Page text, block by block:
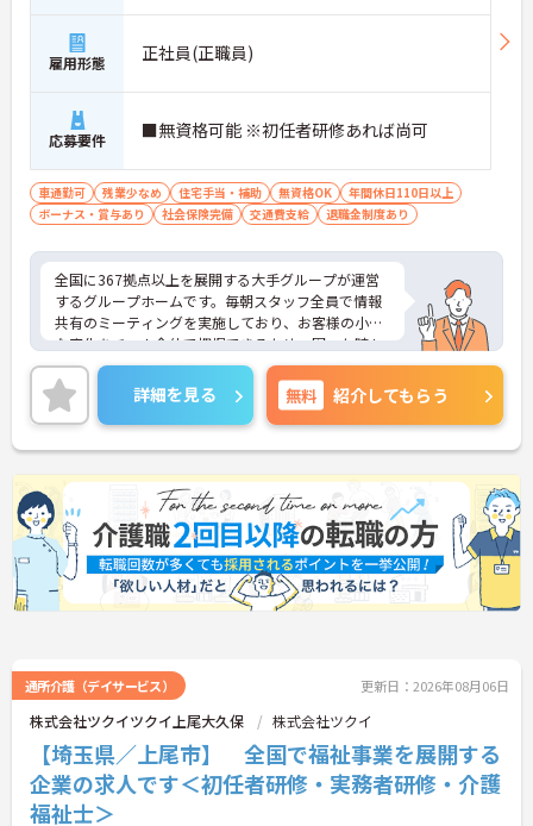
雇用形態 正社員(正職員)
応募要件 ■無資格可能 ※初任者研修あれば尚可
車通勤可 残業少なめ 住宅手当・補助 無資格OK
年間休日110日以上
ボーナス・賞与あり
社会保険完備 交通費支給 退職金制度あり
全国に367拠点以上を展開する大手グループが運営
するグループホームです。毎朝スタッフ全員で情報
共有のミーティングを実施しており、お客様の小さ
な変化をチーム全体で把握できるため、困った時も
すぐに相談できる安心の体制が整っています。待遇
面では、賞与年2回に加え、日々の努力や売上への
寄与を評価する特別報酬が支給されるため、高いモ
チベーションを保ちながら勤務できる環境です。さ
らに、清潔感があれば髪色やネイルなどの規定がな
く、ご自身の個性を大切にしながら自分らしいスタ
イルで働くことができます。認知症ケアの専門性を
高めたい方にも最適な環境であり、手厚い研修体制
を通じて働きながらスキルアップを目指すことも可
能です。年間17日のリフレッシュ休暇や定年後の再
雇用制度など、長期的にキャリアを描ける福利厚生
も大きな魅力です。
働ける環境です】
施しているため、お客様の変化や業務連絡を細やか
に把握できます。
・困った時もすぐに相談してフォローし合える体制
が整っているので、安心して業務に取り組むことが
期待できます。
詳細を見る 無料 紹介してもらう
通所介護（デイサービス） 更新日：2026年08月06日
株式会社ツクイツクイ上尾大久保 株式会社ツクイ
【埼玉県／上尾市】 全国で福祉事業を展開する
企業の求人です＜初任者研修・実務者研修・介護
福祉士＞